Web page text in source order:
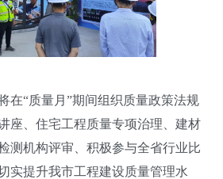
在“质量月”期间组织质量政策法规
座、住宅工程质量专项治理、建材
测机构评审、积极参与全省行业比
实提升我市工程建设质量管理水